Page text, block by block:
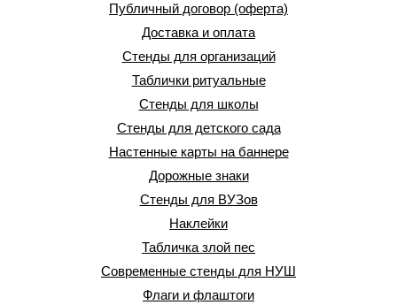
Публичный договор (оферта)
Доставка и оплата
Стенды для организаций
Таблички ритуальные
Стенды для школы
Стенды для детского сада
Настенные карты на баннере
Дорожные знаки
Стенды для ВУЗов
Наклейки
Табличка злой пес
Современные стенды для НУШ
Флаги и флаштоги